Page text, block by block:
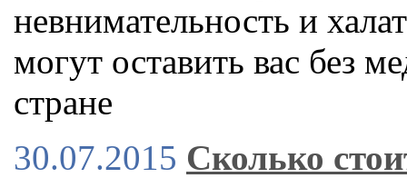
невнимательность и
могут оставить вас без
стране
30.07.2015 Сколько